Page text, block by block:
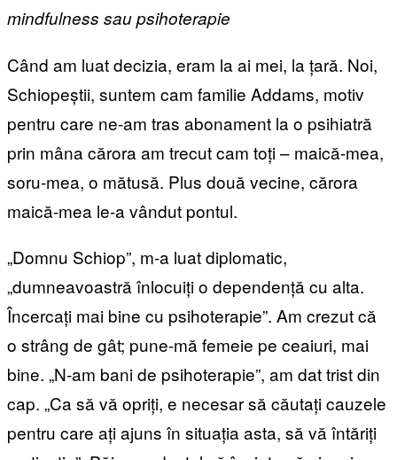
mindfulness sau psihoterapie
Când am luat decizia, eram la ai mei, la țară. Noi,
Schiopeștii, suntem cam familie Addams, motiv
pentru care ne-am tras abonament la o psihiatră
prin mâna cărora am trecut cam toți – maică-mea,
soru-mea, o mătusă. Plus două vecine, cărora
maică-mea le-a vândut pontul.
„Domnu Schiop”, m-a luat diplomatic,
„dumneavoastră înlocuiți o dependență cu alta.
Încercați mai bine cu psihoterapie”. Am crezut că
o strâng de gât; pune-mă femeie pe ceaiuri, mai
bine. „N-am bani de psihoterapie”, am dat trist din
cap. „Ca să vă opriți, e necesar să căutați cauzele
pentru care ați ajuns în situația asta, să vă întăriți